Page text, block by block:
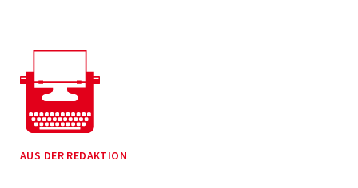
AUS DER REDAKTION